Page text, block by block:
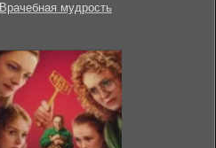
Врачебная мудрость